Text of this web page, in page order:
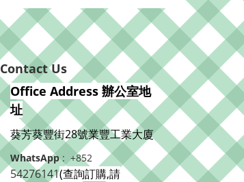
Contact Us
Office Address 辦公室地
址
葵芳葵豐街28號業豐工業大廈
WhatsApp: +852
54276141(查詢訂購,請